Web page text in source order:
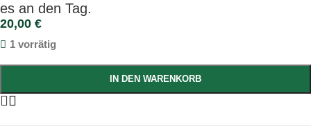
es an den Tag.
20,00 €
1 vorrätig
IN DEN WARENKORB